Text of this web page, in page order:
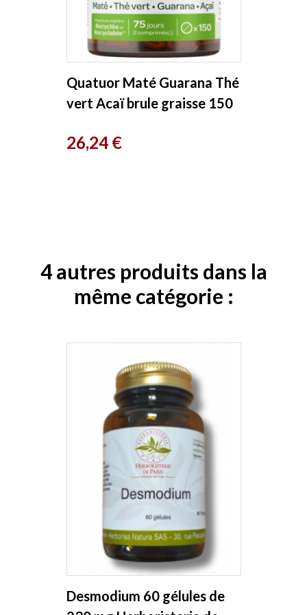
Quatuor Maté Guarana Thé
vert Acaï brule graisse 150
Prix
26,24 €
4 autres produits dans la
même catégorie :
Desmodium 60 gélules de